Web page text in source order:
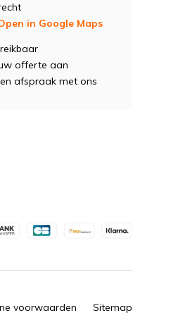
in Google Maps
offerte aan
afspraak met ons
voorwaarden Sitemap